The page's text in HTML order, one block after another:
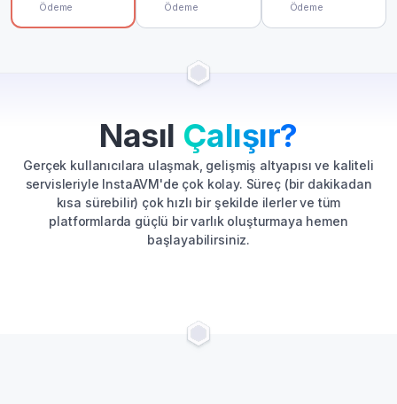
Ödeme
Ödeme
Ödeme
Nasıl Çalışır?
Gerçek kullanıcılara ulaşmak, gelişmiş altyapısı ve kaliteli
servisleriyle InstaAVM'de çok kolay. Süreç (bir dakikadan
kısa sürebilir) çok hızlı bir şekilde ilerler ve tüm
platformlarda güçlü bir varlık oluşturmaya hemen
başlayabilirsiniz.